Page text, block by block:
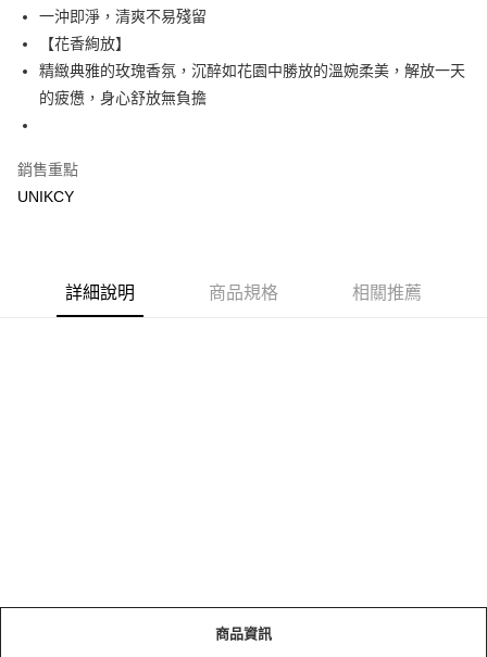
運送方式
7-11取貨付款［需3-5個工作天不含預購商品］
每筆NT$70，滿NT$499(含以上)免運費
每筆NT$70，滿NT$499(含以上)免運費
一沖即淨，清爽不易殘留
【花香絢放】
精緻典雅的玫瑰香氛，沉醉如花園中勝放的溫婉柔美，解放一天
的疲憊，身心舒放無負擔
銷售重點
UNIKCY
詳細說明 商品規格 相關推薦
商品資訊